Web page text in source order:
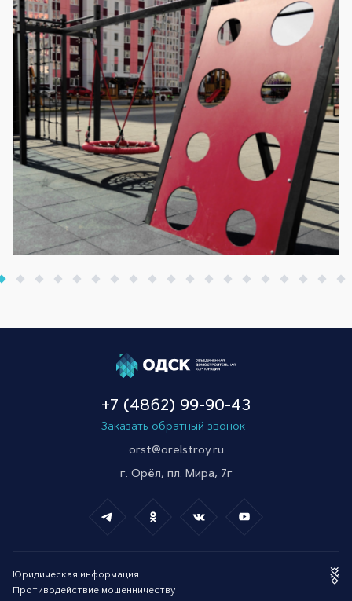
+7 (4862) 99-90-43
Заказать обратный звонок
orst@orelstroy.ru
г. Орёл, пл. Мира, 7г
Юридическая информация
Противодействие мошенничеству